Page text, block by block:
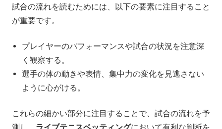
試合の流れを読むためには、以下の要素に注目すること
が重要です。
プレイヤーのパフォーマンスや試合の状況を注意深
く観察する。
選手の体の動きや表情、集中力の変化を見逃さない
ように心がける。
これらの細かい部分に注目することで、試合の流れを予